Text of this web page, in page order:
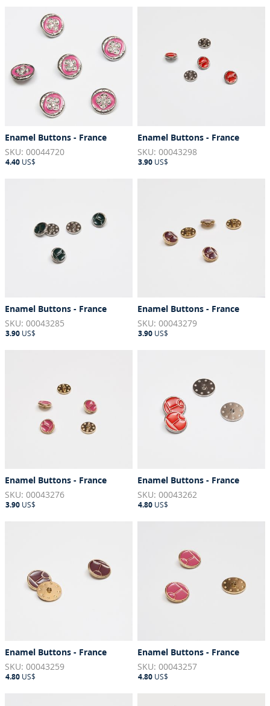
Enamel Buttons - France
SKU: 00044720
4.40 US$
Enamel Buttons - France
SKU: 00043298
3.90 US$
Enamel Buttons - France
SKU: 00043285
3.90 US$
Enamel Buttons - France
SKU: 00043279
3.90 US$
Enamel Buttons - France
SKU: 00043276
3.90 US$
Enamel Buttons - France
SKU: 00043262
4.80 US$
Enamel Buttons - France
SKU: 00043259
4.80 US$
Enamel Buttons - France
SKU: 00043257
4.80 US$